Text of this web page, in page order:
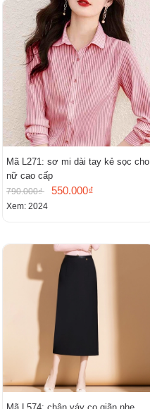
Mã L271: sơ mi dài tay kẻ sọc cho
nữ cao cấp
790.000₫ 550.000₫
Xem: 2024